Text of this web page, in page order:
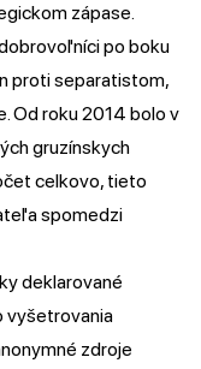
zápase.
po boku
proti separatistom,
Od roku 2014 bolo v
gruzínskych
celkovo, tieto
spomedzi
deklarované
vyšetrovania
zdroje